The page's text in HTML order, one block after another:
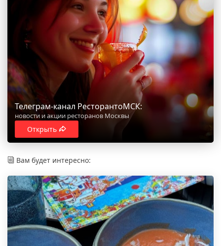
Телеграм-канал РесторантоМСК:
новости и акции ресторанов Москвы
Открыть
Вам будет интересно: